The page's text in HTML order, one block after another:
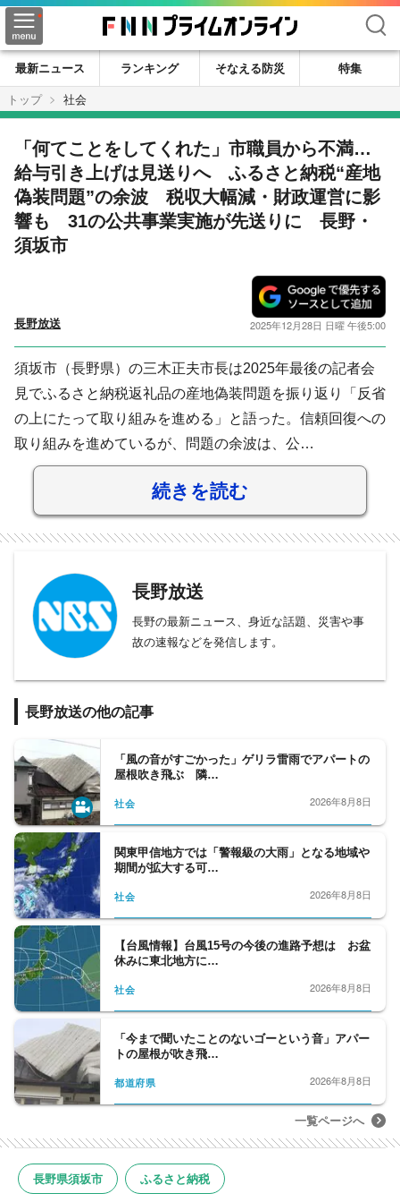
検索
最新ニュース ランキング そなえる防災
特集
トップ
社会
「何てことをしてくれた」市職員から不満…
給与引き上げは見送りへ ふるさと納税“産地
偽装問題”の余波 税収大幅減・財政運営に影
響も 31の公共事業実施が先送りに 長野・
須坂市
長野放送 2025年12月28日 日曜 午後5:00
須坂市（長野県）の三木正夫市長は2025年最後の記者会
見でふるさと納税返礼品の産地偽装問題を振り返り「反省
の上にたって取り組みを進める」と語った。信頼回復への
取り組みを進めているが、問題の余波は、公…
続きを読む
長野放送
長野の最新ニュース、身近な話題、災害や事
故の速報などを発信します。
長野放送の他の記事
「風の音がすごかった」ゲリラ雷雨でアパートの
屋根吹き飛ぶ 隣…
社会 2026年8月8日
関東甲信地方では「警報級の大雨」となる地域や
期間が拡大する可…
社会 2026年8月8日
【台風情報】台風15号の今後の進路予想は お盆
休みに東北地方に…
社会 2026年8月8日
「今まで聞いたことのないゴーという音」アパー
トの屋根が吹き飛…
都道府県 2026年8月8日
一覧ページへ
長野県須坂市 ふるさと納税